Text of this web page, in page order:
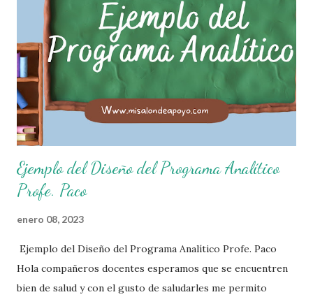
continuación les compartimos algunos ejemplos de reglas
de salón de clases: 1. Cumplo con mis tareas y trabajos. 2.
Cuidado mi higiene personal. 3. Levanto la mano para
hablar. 4. Pido permiso para ir al baño 5. Deposito la
basura en su lugar. 6. Cumplo con mis útiles esc...
Ejemplo del Diseño del Programa Analítico
Profe. Paco
enero 08, 2023
Ejemplo del Diseño del Programa Analítico Profe. Paco
Hola compañeros docentes esperamos que se encuentren
bien de salud y con el gusto de saludarles me permito